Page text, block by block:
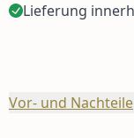
Lieferung
Vor- und Nachteile